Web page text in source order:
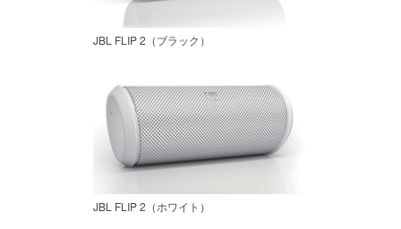
JBL FLIP 2（ブラック）
JBL FLIP 2（ホワイト）